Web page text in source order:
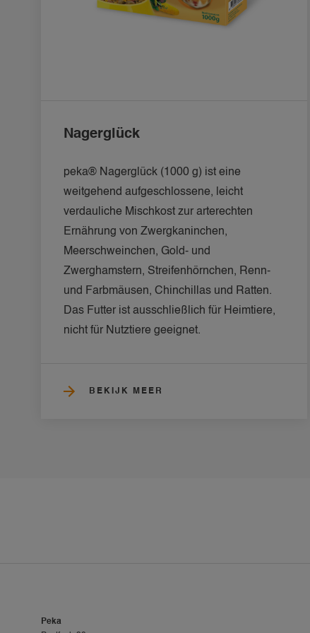
Nagerglück
peka® Nagerglück (1000 g) ist eine
weitgehend aufgeschlossene, leicht
verdauliche Mischkost zur arterechten
Ernährung von Zwergkaninchen,
Meerschweinchen, Gold- und
Zwerghamstern, Streifenhörnchen, Renn-
und Farbmäusen, Chinchillas und Ratten.
Das Futter ist ausschließlich für Heimtiere,
nicht für Nutztiere geeignet.
BEKIJK MEER
Peka